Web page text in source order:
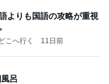
よりも国語の攻略が重視
こへ行く 11日前
呂